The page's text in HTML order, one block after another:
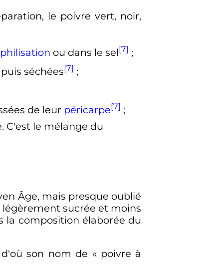
le poivre vert, noir,
ou dans le sel[7] ;
séchées[7] ;
de leur péricarpe[7] ;
C'est le mélange du
Âge, mais presque oublié
légèrement sucrée et moins
la composition élaborée du
son nom de « poivre à